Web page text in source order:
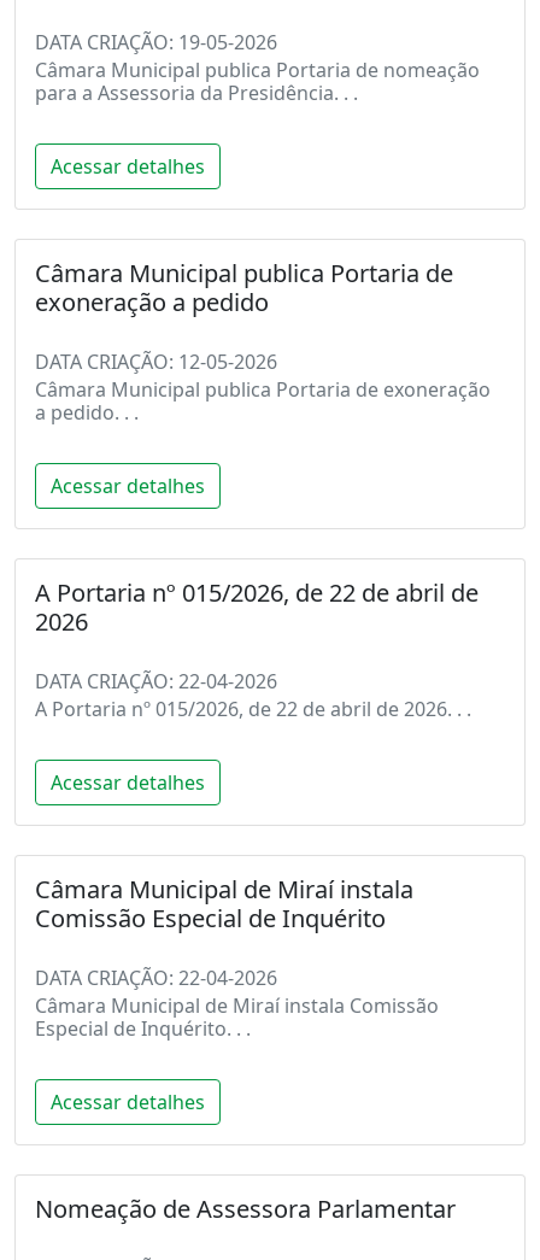
DATA CRIAÇÃO: 19-05-2026
Câmara Municipal publica Portaria de nomeação
para a Assessoria da Presidência. . .
Acessar detalhes
Câmara Municipal publica Portaria de
exoneração a pedido
DATA CRIAÇÃO: 12-05-2026
Câmara Municipal publica Portaria de exoneração
a pedido. . .
Acessar detalhes
A Portaria nº 015/2026, de 22 de abril de
2026
DATA CRIAÇÃO: 22-04-2026
A Portaria nº 015/2026, de 22 de abril de 2026. . .
Acessar detalhes
Câmara Municipal de Miraí instala
Comissão Especial de Inquérito
DATA CRIAÇÃO: 22-04-2026
Câmara Municipal de Miraí instala Comissão
Especial de Inquérito. . .
Acessar detalhes
Nomeação de Assessora Parlamentar